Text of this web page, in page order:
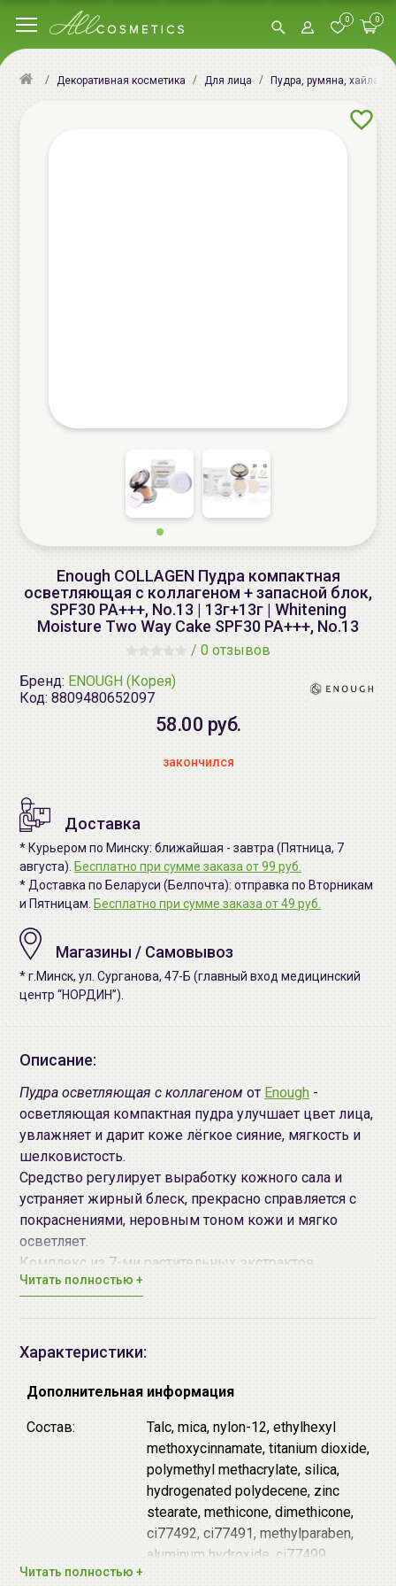
0 0
Декоративная косметика Для лица Пудра, румяна, хайлатер
Enough COLLAGEN Пудра компактная
осветляющая с коллагеном + запасной блок,
SPF30 PA+++, No.13 | 13г+13г | Whitening
Moisture Two Way Cake SPF30 PA+++, No.13
/ 0 отзывов
Бренд: ENOUGH (Корея)
Код: 8809480652097
58.00 руб.
закончился
Доставка
* Курьером по Минску: ближайшая - завтра (Пятница, 7
августа). Бесплатно при сумме заказа от 99 руб.
* Доставка по Беларуси (Белпочта): отправка по Вторникам
и Пятницам. Бесплатно при сумме заказа от 49 руб.
Магазины / Самовывоз
* г.Минск, ул. Сурганова, 47-Б (главный вход медицинский
центр “НОРДИН”).
Описание:
Пудра осветляющая с коллагеном от Enough -
осветляющая компактная пудра улучшает цвет лица,
увлажняет и дарит коже лёгкое сияние, мягкость и
шелковистость.
Средство регулирует выработку кожного сала и
устраняет жирный блеск, прекрасно справляется с
покраснениями, неровным тоном кожи и мягко
осветляет.
Комплекс из 7-ми растительных экстрактов
обладает увлажняющим, успокаивающим и
утяжеляя его, а также защищает от негативного
В комплект входит запасной сменный блок.
Способ применения: нанесите пудру поверх
тональной основы или на чистую кожу спонжем или
Читать полностью +
Характеристики:
Дополнительная информация
Состав:
Talc, mica, nylon-12, ethylhexyl
methoxycinnamate, titanium dioxide,
polymethyl methacrylate, silica,
hydrogenated polydecene, zinc
stearate, methicone, dimethicone,
ci77492, ci77491, methylparaben,
aluminum hydroxide, ci77499,
Читать полностью +